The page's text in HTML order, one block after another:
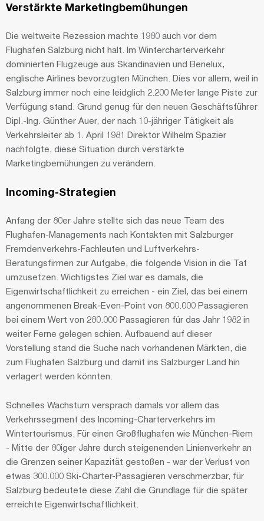
Verstärkte Marketingbemühungen
Die weltweite Rezession machte 1980 auch vor dem
Flughafen Salzburg nicht halt. Im Wintercharterverkehr
dominierten Flugzeuge aus Skandinavien und Benelux,
englische Airlines bevorzugten München. Dies vor allem, weil in
Salzburg immer noch eine leidglich 2.200 Meter lange Piste zur
Verfügung stand. Grund genug für den neuen Geschäftsführer
Dipl.-Ing. Günther Auer, der nach 10-jähriger Tätigkeit als
Verkehrsleiter ab 1. April 1981 Direktor Wilhelm Spazier
nachfolgte, diese Situation durch verstärkte
Marketingbemühungen zu verändern.
Incoming-Strategien
Anfang der 80er Jahre stellte sich das neue Team des
Flughafen-Managements nach Kontakten mit Salzburger
Fremdenverkehrs-Fachleuten und Luftverkehrs-
Beratungsfirmen zur Aufgabe, die folgende Vision in die Tat
umzusetzen. Wichtigstes Ziel war es damals, die
Eigenwirtschaftlichkeit zu erreichen - ein Ziel, das bei einem
angenommenen Break-Even-Point von 800.000 Passagieren
bei einem Wert von 280.000 Passagieren für das Jahr 1982 in
weiter Ferne gelegen schien. Aufbauend auf dieser
Vorstellung stand die Suche nach vorhandenen Märkten, die
zum Flughafen Salzburg und damit ins Salzburger Land hin
verlagert werden könnten.
Schnelles Wachstum versprach damals vor allem das
Verkehrssegment des Incoming-Charterverkehrs im
Wintertourismus. Für einen Großflughafen wie München-Riem
- Mitte der 80iger Jahre durch steigenenden Linienverkehr an
die Grenzen seiner Kapazität gestoßen - war der Verlust von
etwas 300.000 Ski-Charter-Passagieren verschmerzbar, für
Salzburg bedeutete diese Zahl die Grundlage für die später
erreichte Eigenwirtschaftlichkeit.